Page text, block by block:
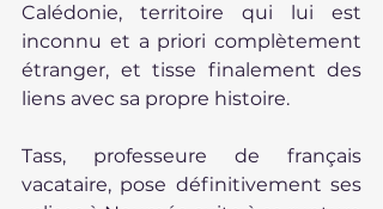
Calédonie, territoire qui lui est
inconnu et a priori complètement
étranger, et tisse finalement des
liens avec sa propre histoire.
Tass, professeure de français
vacataire, pose définitivement ses